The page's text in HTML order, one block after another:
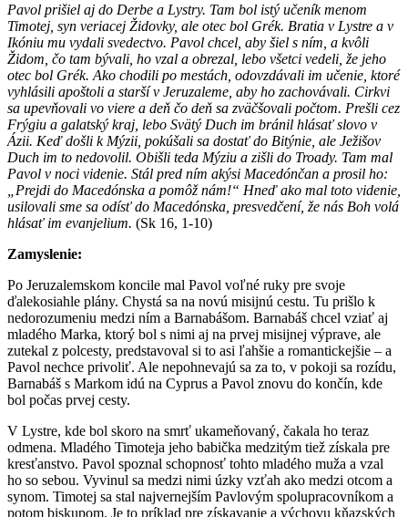
Pavol prišiel aj do Derbe a Lystry. Tam bol istý učeník menom
Timotej, syn veriacej Židovky, ale otec bol Grék. Bratia v Lystre a v
Ikóniu mu vydali svedectvo. Pavol chcel, aby šiel s ním, a kvôli
Židom, čo tam bývali, ho vzal a obrezal, lebo všetci vedeli, že jeho
otec bol Grék. Ako chodili po mestách, odovzdávali im učenie, ktoré
vyhlásili apoštoli a starší v Jeruzaleme, aby ho zachovávali. Cirkvi
sa upevňovali vo viere a deň čo deň sa zväčšovali počtom. Prešli cez
Frýgiu a galatský kraj, lebo Svätý Duch im bránil hlásať slovo v
Ázii. Keď došli k Mýzii, pokúšali sa dostať do Bitýnie, ale Ježišov
Duch im to nedovolil. Obišli teda Mýziu a zišli do Troady. Tam mal
Pavol v noci videnie. Stál pred ním akýsi Macedónčan a prosil ho:
„Prejdi do Macedónska a pomôž nám!“ Hneď ako mal toto videnie,
usilovali sme sa odísť do Macedónska, presvedčení, že nás Boh volá
hlásať im evanjelium. (Sk 16, 1-10)
Zamyslenie:
Po Jeruzalemskom koncile mal Pavol voľné ruky pre svoje
ďalekosiahle plány. Chystá sa na novú misijnú cestu. Tu prišlo k
nedorozumeniu medzi ním a Barnabášom. Barnabáš chcel vziať aj
mladého Marka, ktorý bol s nimi aj na prvej misijnej výprave, ale
zutekal z polcesty, predstavoval si to asi ľahšie a romantickejšie – a
Pavol nechce privoliť. Ale nepohnevajú sa za to, v pokoji sa rozídu,
Barnabáš s Markom idú na Cyprus a Pavol znovu do končín, kde
bol počas prvej cesty.
V Lystre, kde bol skoro na smrť ukameňovaný, čakala ho teraz
odmena. Mladého Timoteja jeho babička medzitým tiež získala pre
kresťanstvo. Pavol spoznal schopnosť tohto mladého muža a vzal
ho so sebou. Vyvinul sa medzi nimi úzky vzťah ako medzi otcom a
synom. Timotej sa stal najvernejším Pavlovým spolupracovníkom a
potom biskupom. Je to príklad pre získavanie a výchovu kňazských